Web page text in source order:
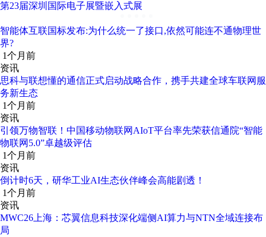
第23届深圳国际电子展暨嵌入式展
智能体互联国标发布:为什么统一了接口,依然可能连不通物理世
界?
1个月前
资讯
思科与联想懂的通信正式启动战略合作，携手共建全球车联网服
务新生态
1个月前
资讯
引领万物智联！中国移动物联网AIoT平台率先荣获信通院“智能
物联网5.0”卓越级评估
1个月前
资讯
倒计时6天，研华工业AI生态伙伴峰会高能剧透！
1个月前
资讯
MWC26上海：芯翼信息科技深化端侧AI算力与NTN全域连接布
局